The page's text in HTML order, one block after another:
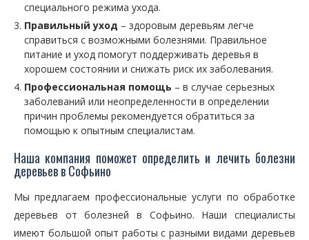
специального режима ухода.
Правильный уход – здоровым деревьям легче
справиться с возможными болезнями. Правильное
питание и уход помогут поддерживать деревья в
хорошем состоянии и снижать риск их заболевания.
Профессиональная помощь – в случае серьезных
заболеваний или неопределенности в определении
причин проблемы рекомендуется обратиться за
помощью к опытным специалистам.
Наша компания поможет определить и лечить болезни
деревьев в Софьино
Мы предлагаем профессиональные услуги по обработке
деревьев от болезней в Софьино. Наши специалисты
имеют большой опыт работы с разными видами деревьев